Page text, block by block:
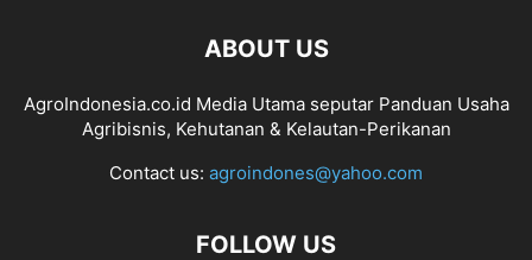
ABOUT US
AgroIndonesia.co.id Media Utama seputar Panduan Usaha
Agribisnis, Kehutanan & Kelautan-Perikanan
Contact us: agroindones@yahoo.com
FOLLOW US